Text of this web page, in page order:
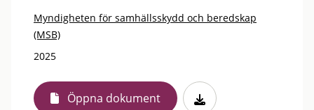
Myndigheten för samhällsskydd och beredskap
(MSB)
2025
Öppna dokument